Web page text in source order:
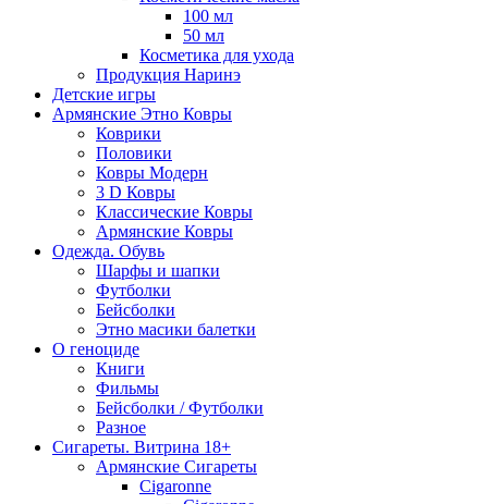
100 мл
50 мл
Косметика для ухода
Продукция Наринэ
Детские игры
Армянские Этно Ковры
Коврики
Половики
Ковры Модерн
3 D Ковры
Классические Ковры
Армянские Ковры
Одежда. Обувь
Шарфы и шапки
Футболки
Бейсболки
Этно масики балетки
О геноциде
Книги
Фильмы
Бейсболки / Футболки
Разное
Сигареты. Витрина 18+
Армянские Сигареты
Cigaronne